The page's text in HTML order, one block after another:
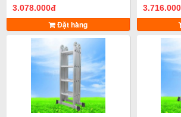
3.078.000đ
Đặt hàng
3.716.000